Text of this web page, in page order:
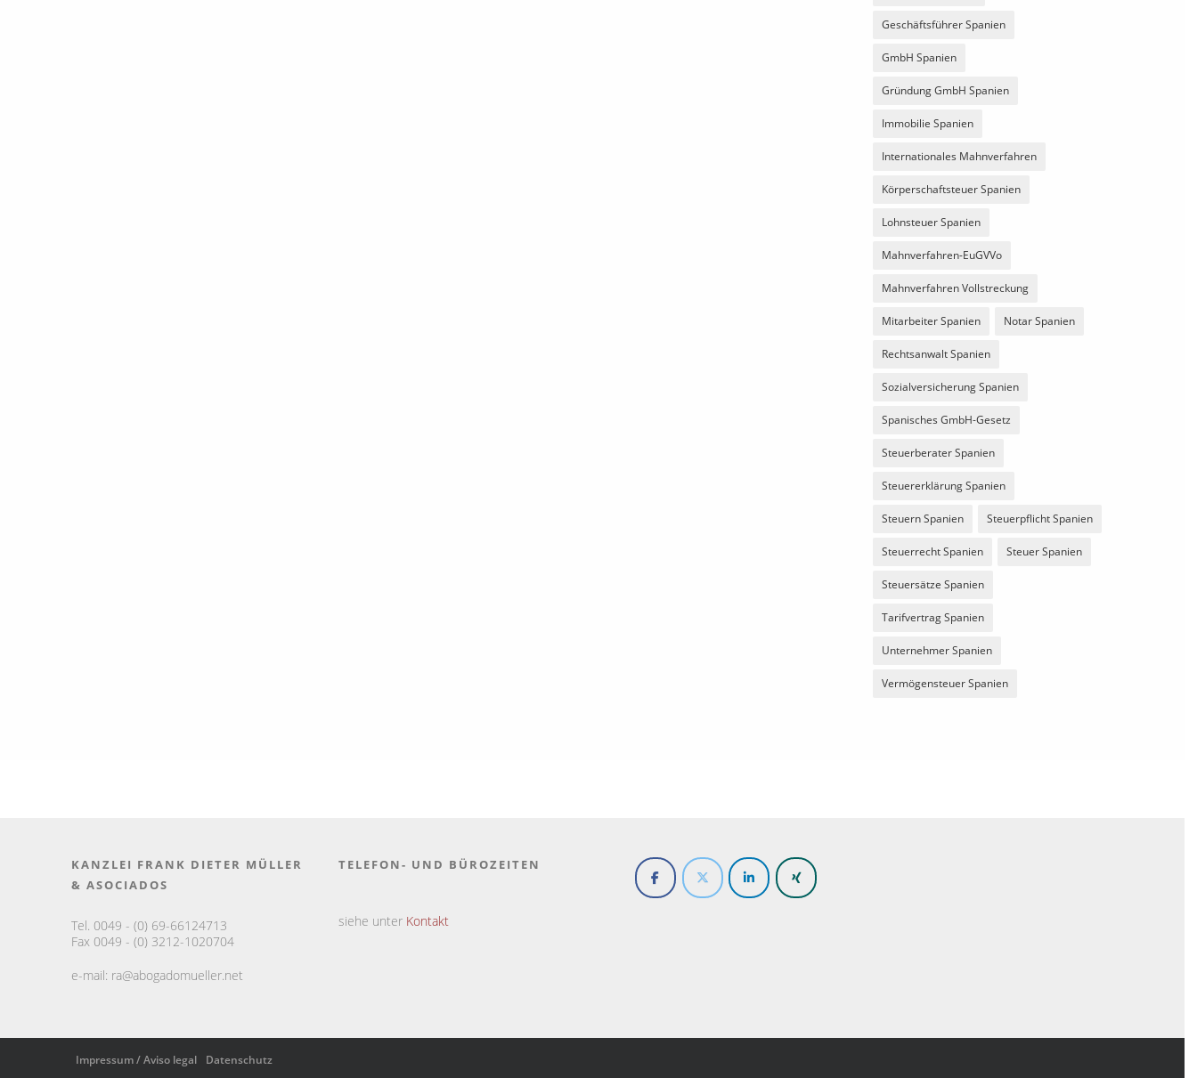
Geschäftsführer Spanien
GmbH Spanien
Gründung GmbH Spanien
Immobilie Spanien
Internationales Mahnverfahren
Körperschaftsteuer Spanien
Lohnsteuer Spanien
Mahnverfahren-EuGVVo
Mahnverfahren Vollstreckung
Mitarbeiter Spanien Notar Spanien
Rechtsanwalt Spanien
Sozialversicherung Spanien
Spanisches GmbH-Gesetz
Steuerberater Spanien
Steuererklärung Spanien
Steuern Spanien Steuerpflicht Spanien
Steuerrecht Spanien Steuer Spanien
Steuersätze Spanien
Tarifvertrag Spanien
Unternehmer Spanien
Vermögensteuer Spanien
KANZLEI FRANK DIETER MÜLLER
& ASOCIADOS
Tel. 0049 - (0) 69-66124713
Fax 0049 - (0) 3212-1020704
e-mail: ra@abogadomueller.net
TELEFON- UND BÜROZEITEN
siehe unter Kontakt
Impressum / Aviso legal Datenschutz